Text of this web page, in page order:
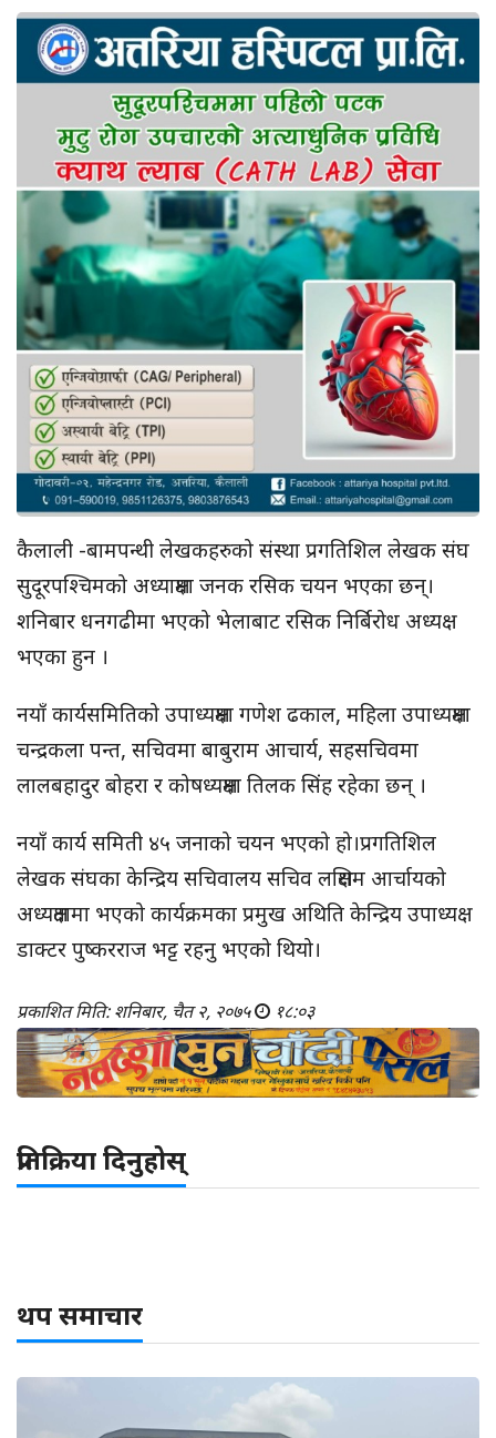
कैलाली -बामपन्थी लेखकहरुको संस्था प्रगतिशिल लेखक संघ
सुदूरपश्चिमको अध्याक्षमा जनक रसिक चयन भएका छन्।
शनिबार धनगढीमा भएको भेलाबाट रसिक निर्बिरोध अध्यक्ष
भएका हुन ।
नयाँ कार्यसमितिको उपाध्यक्षमा गणेश ढकाल, महिला उपाध्यक्षमा
चन्द्रकला पन्त, सचिवमा बाबुराम आचार्य, सहसचिवमा
लालबहादुर बोहरा र कोषध्यक्षमा तिलक सिंह रहेका छन् ।
नयाँ कार्य समिती ४५ जनाको चयन भएको हो।प्रगतिशिल
लेखक संघका केन्द्रिय सचिवालय सचिव लक्षिराम आर्चायको
अध्यक्षतामा भएको कार्यक्रमका प्रमुख अथिति केन्द्रिय उपाध्यक्ष
डाक्टर पुष्करराज भट्ट रहनु भएको थियो।
प्रकाशित मिति: शनिबार, चैत २, २०७५ १८:०३
प्रतिक्रिया दिनुहोस्
थप समाचार